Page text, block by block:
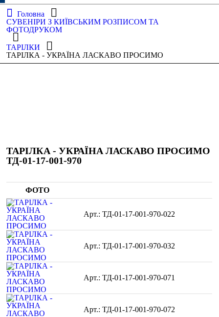
Головна
СУВЕНІРИ З КИЇВСЬКИМ РОЗПИСОМ ТА
ФОТОДРУКОМ
ТАРІЛКИ
ТАРІЛКА - УКРАЇНА ЛАСКАВО ПРОСИМО
ТАРІЛКА - УКРАЇНА ЛАСКАВО ПРОСИМО
ТД-01-17-001-970
ФОТО
ТД-01-17-001-970-022
ТД-01-17-001-970-032
ТД-01-17-001-970-071
ТД-01-17-001-970-072